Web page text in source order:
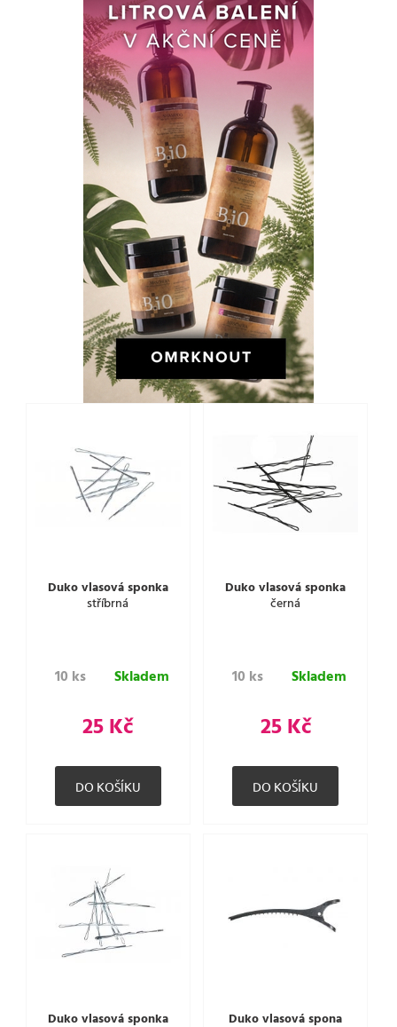
Duko vlasová sponka
stříbrná
10 ks Skladem
25 Kč
Duko vlasová sponka
černá
10 ks Skladem
25 Kč
Duko vlasová sponka Duko vlasová spona